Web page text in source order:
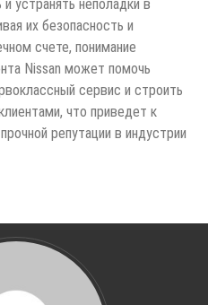
устранять неполадки в
их безопасность и
счете, понимание
Nissan может помочь
сервис и строить
что приведет к
репутации в индустрии